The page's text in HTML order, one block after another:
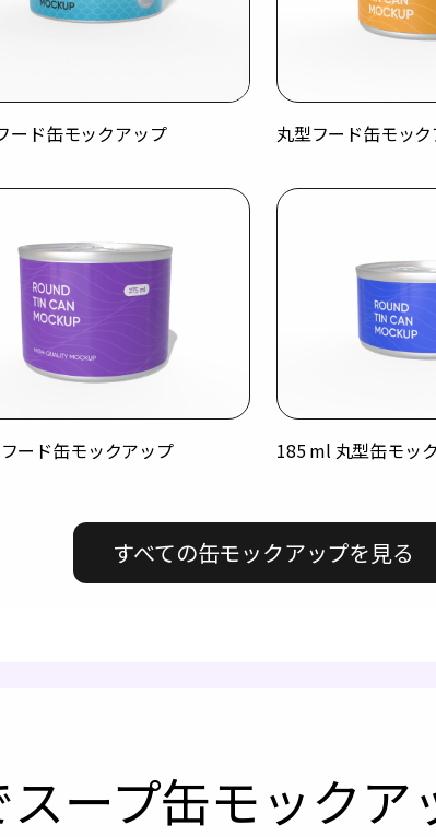
ード缶モックアップ 丸型フード缶モッ
ード缶モックアップ 185 ml 丸型缶モッ
すべての缶モックアップを見る
ープ缶モックア